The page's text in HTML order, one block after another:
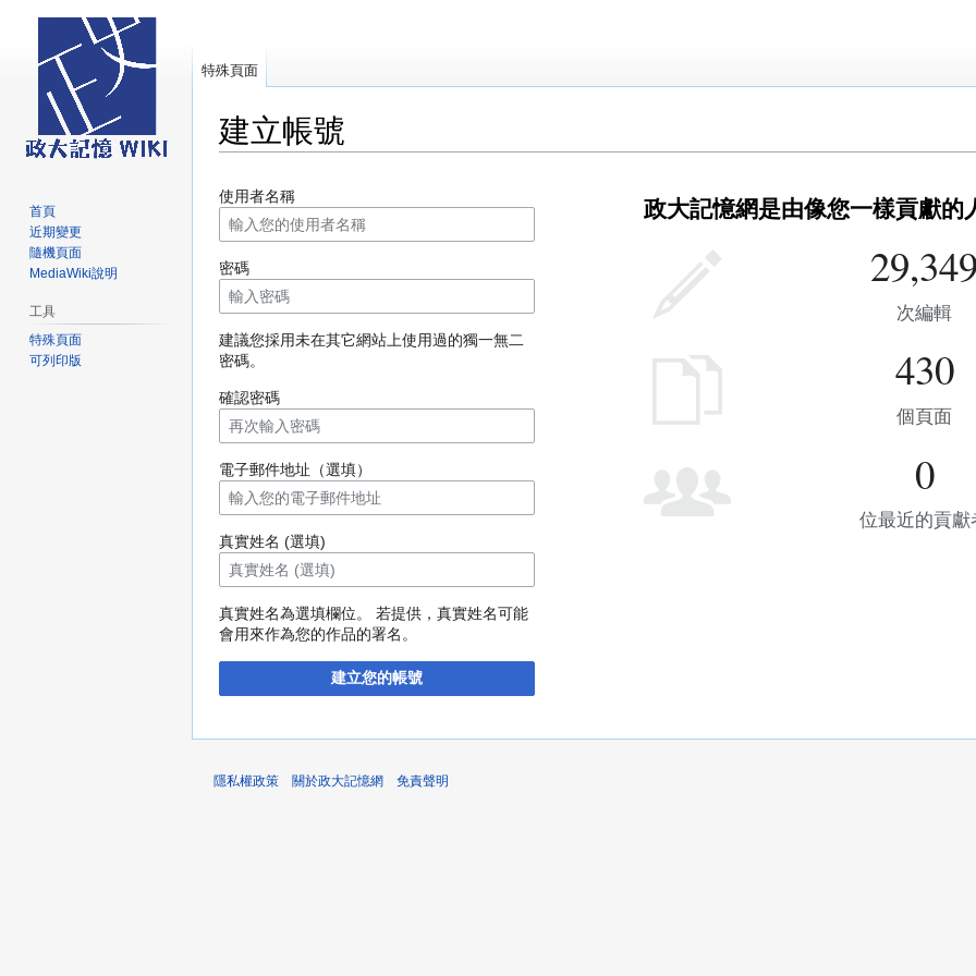
建立帳號
至
導
至
搜
使用者名稱
密碼
建議您採用未在其它網站上使用過的獨一無二
密碼。
確認密碼
電子郵件地址（選填）
真實姓名 (選填)
真實姓名為選填欄位。 若提供，真實姓名可能
會用來作為您的作品的署名。
建立您的帳號
政大記憶網是由像您一樣貢獻的
次編輯
430
個頁面
0
位最近的貢獻
特殊頁面
首頁
近期變更
隨機頁面
MediaWiki說明
工具
特殊頁面
可列印版
隱私權政策 關於政大記憶網 免責聲明